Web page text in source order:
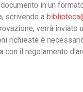
in un
scrivendo a
verrà inviato
richieste è
con il regolamento